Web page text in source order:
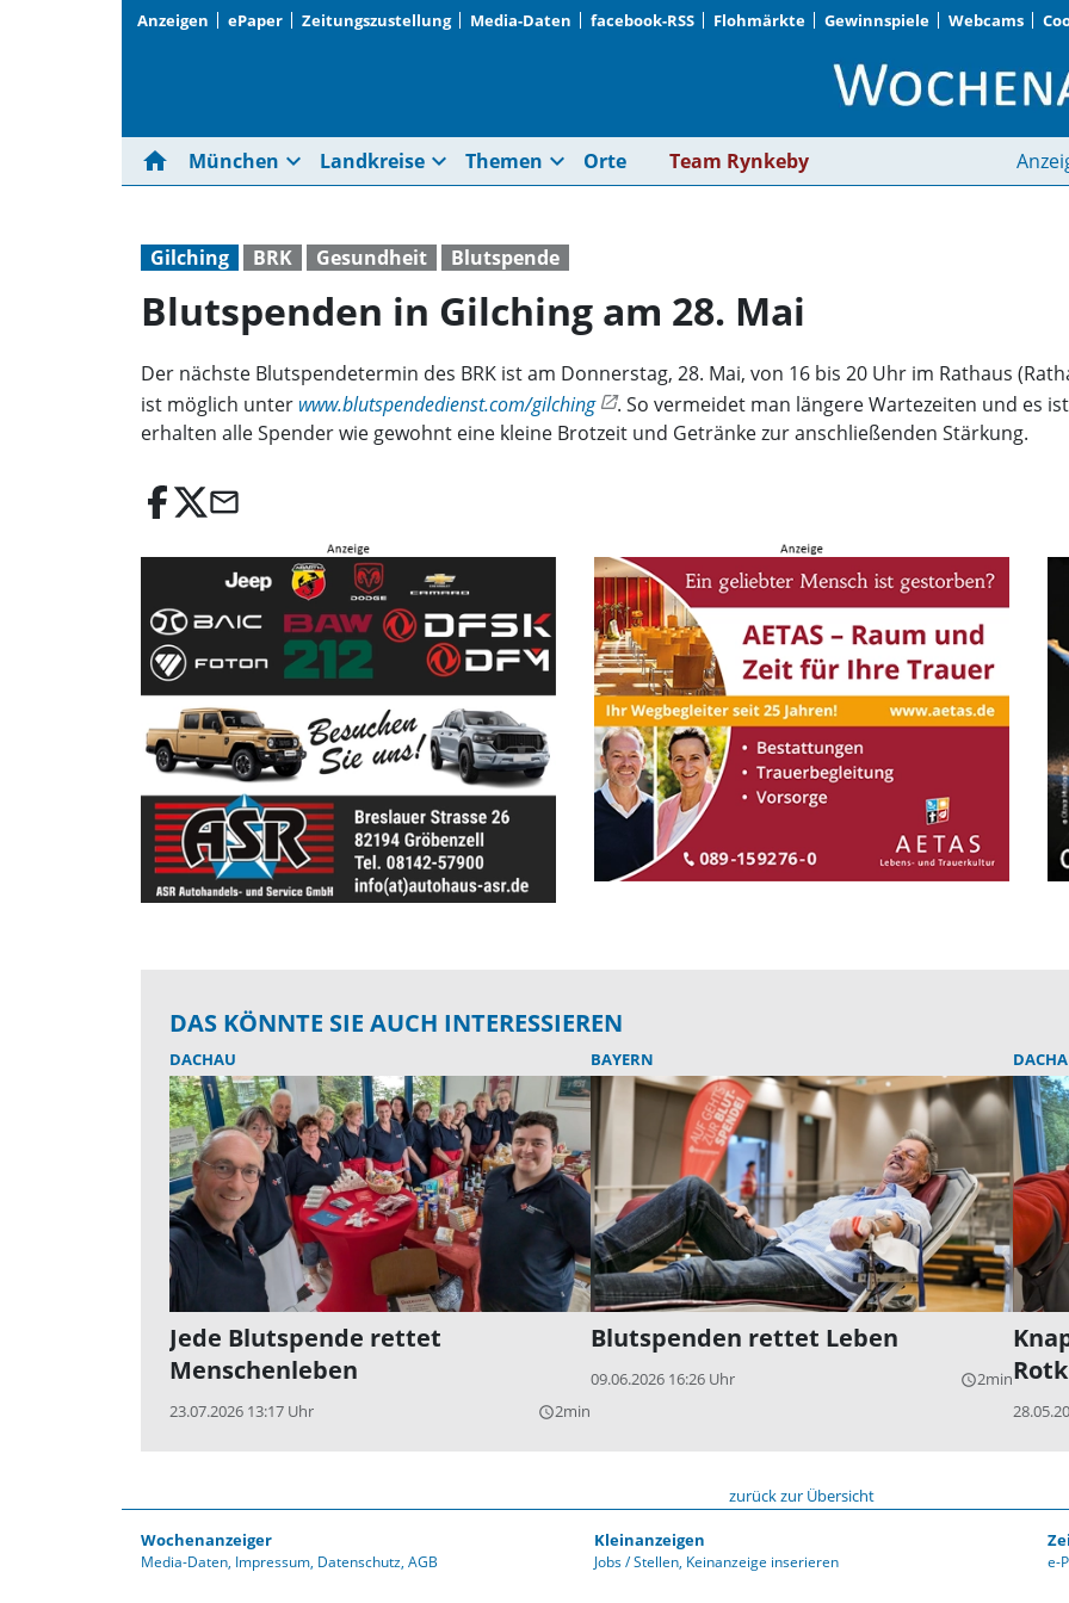
Anzeigen ePaper Zeitungszustellung Media-Daten facebook-RSS Flohmärkte Gewinnspiele Webcams
Blutspenden in
home München expand_more Landkreise expand_more Themen expand_more Orte Team Rynkeby
Gilching BRK Gesundheit Blutspende
Blutspenden in Gilching am 28. Mai
Der nächste Blutspendetermin des BRK ist am Donnerstag, 28. Mai, von 16 bis 20 Uhr im Rathaus
ist möglich unter www.blutspendedienst.com/gilching
. So vermeidet man längere Wartezeiten und es
erhalten alle Spender wie gewohnt eine kleine Brotzeit und Getränke zur anschließenden Stärkung.
email
DAS KÖNNTE SIE AUCH INTERESSIEREN
DACHAU
Jede Blutspende rettet
Menschenleben
23.07.2026 13:17 Uhr query_builder2min
BAYERN
Blutspenden rettet Leben
09.06.2026 16:26 Uhr query_builder2min
zurück zur Übersicht
Wochenanzeiger
Media-Daten Impressum Datenschutz AGB
Kleinanzeigen
Jobs / Stellen Keinanzeige inserieren e-